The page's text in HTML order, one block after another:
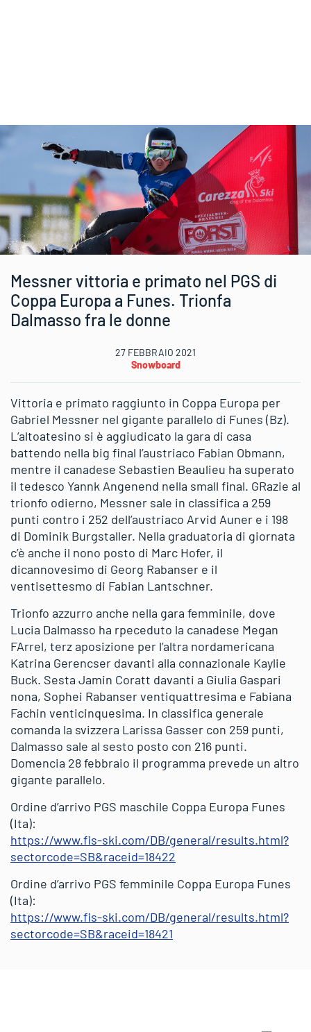
Messner vittoria e primato nel PGS di
Coppa Europa a Funes. Trionfa
Dalmasso fra le donne
27 FEBBRAIO 2021
Snowboard
Vittoria e primato raggiunto in Coppa Europa per
Gabriel Messner nel gigante parallelo di Funes (Bz).
L’altoatesino si è aggiudicato la gara di casa
battendo nella big final l’austriaco Fabian Obmann,
mentre il canadese Sebastien Beaulieu ha superato
il tedesco Yannk Angenend nella small final. GRazie al
trionfo odierno, Messner sale in classifica a 259
punti contro i 252 dell’austriaco Arvid Auner e i 198
di Dominik Burgstaller. Nella graduatoria di giornata
c’è anche il nono posto di Marc Hofer, il
dicannovesimo di Georg Rabanser e il
ventisettesmo di Fabian Lantschner.
Trionfo azzurro anche nella gara femminile, dove
Lucia Dalmasso ha rpeceduto la canadese Megan
FArrel, terz aposizione per l’altra nordamericana
Katrina Gerencser davanti alla connazionale Kaylie
Buck. Sesta Jamin Coratt davanti a Giulia Gaspari
nona, Sophei Rabanser ventiquattresima e Fabiana
Fachin venticinquesima. In classifica generale
comanda la svizzera Larissa Gasser con 259 punti,
Dalmasso sale al sesto posto con 216 punti.
Domencia 28 febbraio il programma prevede un altro
gigante parallelo.
Ordine d’arrivo PGS maschile Coppa Europa Funes
(Ita):
https://www.fis-ski.com/DB/general/results.html?
sectorcode=SB&raceid=18422
Ordine d’arrivo PGS femminile Coppa Europa Funes
(Ita):
https://www.fis-ski.com/DB/general/results.html?
sectorcode=SB&raceid=18421